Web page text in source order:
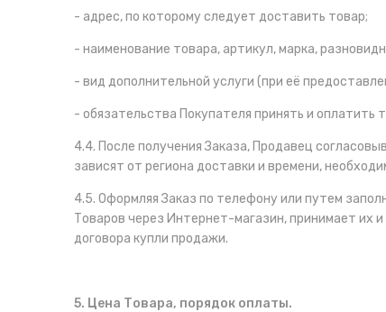
- адрес, по которому следует доставить товар;
- наименование товара, артикул, марка,
- вид дополнительной услуги (при её
- обязательства Покупателя принять и оплатить
4.4. После получения Заказа, Продавец
зависят от региона доставки и времени,
4.5. Оформляя Заказ по телефону или путем
Товаров через Интернет-магазин, принимает
договора купли продажи.
5. Цена Товара, порядок оплаты.